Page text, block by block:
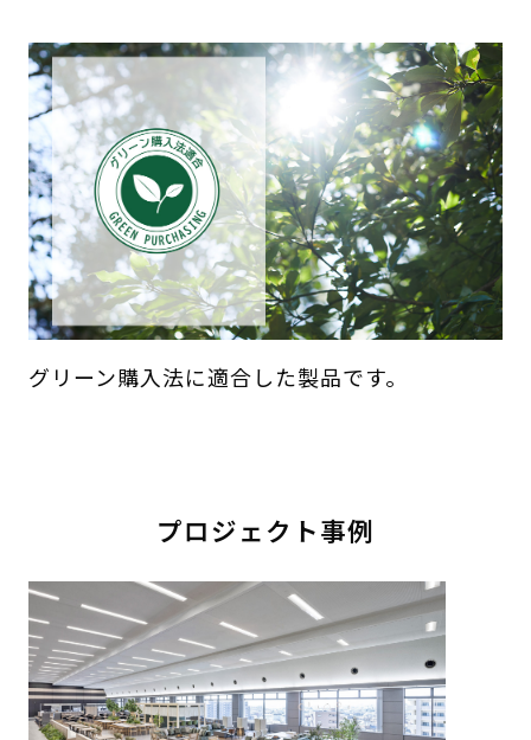
グリーン購入法に適合した製品です。
プロジェクト事例